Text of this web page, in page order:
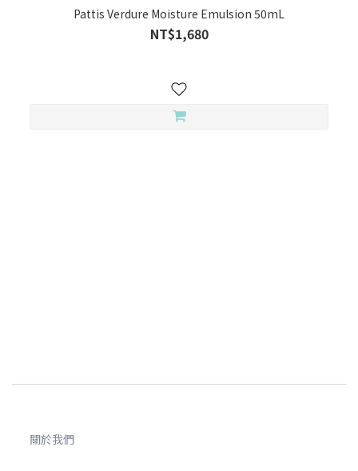
Pattis Verdure Moisture Emulsion 50mL
NT$1,680
關於我們